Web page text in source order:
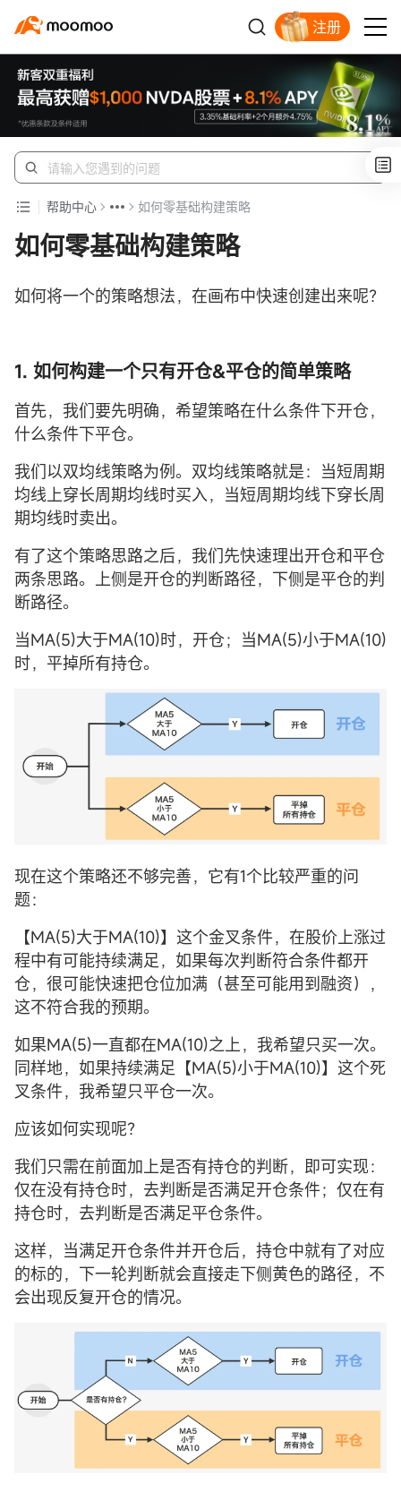
注册
帮助中心 如何零基础构建策略
如何零基础构建策略
如何将一个的策略想法，在画布中快速创建出来呢？
1. 如何构建一个只有开仓&平仓的简单策略
首先，我们要先明确，希望策略在什么条件下开仓，
什么条件下平仓。
我们以双均线策略为例。双均线策略就是：当短周期
均线上穿长周期均线时买入，当短周期均线下穿长周
期均线时卖出。
有了这个策略思路之后，我们先快速理出开仓和平仓
两条思路。上侧是开仓的判断路径，下侧是平仓的判
断路径。
当MA(5)大于MA(10)时，开仓；当MA(5)小于MA(10)
时，平掉所有持仓。
现在这个策略还不够完善，它有1个比较严重的问
题：
【MA(5)大于MA(10)】这个金叉条件，在股价上涨过
程中有可能持续满足，如果每次判断符合条件都开
仓，很可能快速把仓位加满（甚至可能用到融资），
这不符合我的预期。
如果MA(5)一直都在MA(10)之上，我希望只买一次。
同样地，如果持续满足【MA(5)小于MA(10)】这个死
叉条件，我希望只平仓一次。
应该如何实现呢？
我们只需在前面加上是否有持仓的判断，即可实现：
仅在没有持仓时，去判断是否满足开仓条件；仅在有
持仓时，去判断是否满足平仓条件。
这样，当满足开仓条件并开仓后，持仓中就有了对应
的标的，下一轮判断就会直接走下侧黄色的路径，不
会出现反复开仓的情况。